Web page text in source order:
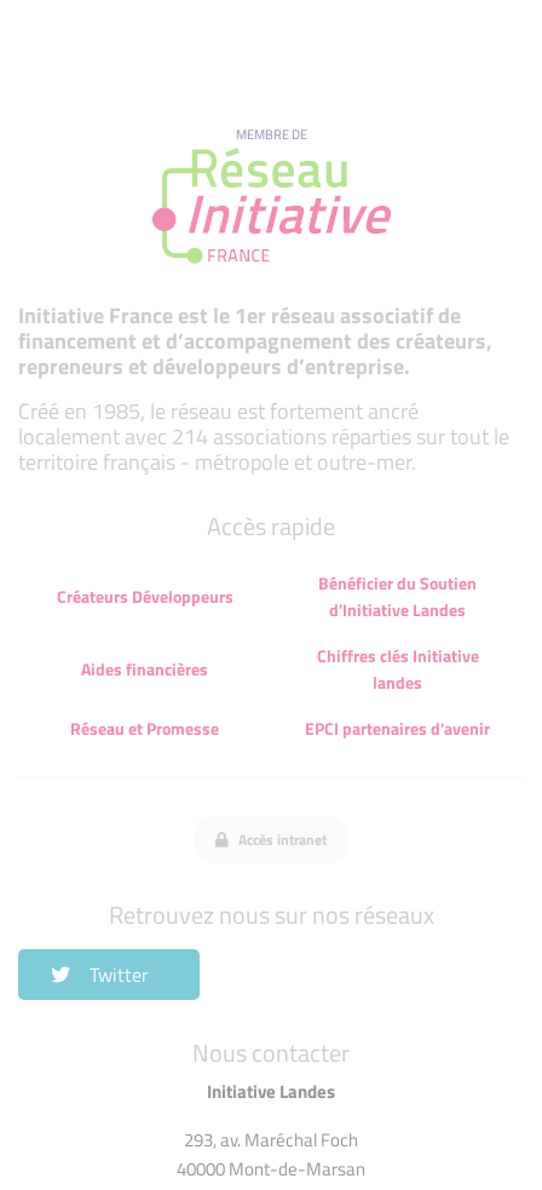
MEMBRE DE
Initiative France est le 1er réseau associatif de
financement et d’accompagnement des créateurs,
repreneurs et développeurs d’entreprise.
Créé en 1985, le réseau est fortement ancré
localement avec 214 associations réparties sur tout le
territoire français - métropole et outre-mer.
Nous contacter
Initiative Landes
293, av. Maréchal Foch
40000 Mont-de-Marsan
Accès rapide
Créateurs Développeurs
Bénéficier du Soutien
d'Initiative Landes
Aides financières
Chiffres clés Initiative
landes
Réseau et Promesse
EPCI partenaires d'avenir
Accès intranet
Retrouvez nous sur nos réseaux
Twitter